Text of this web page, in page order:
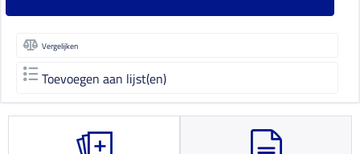
Vergelijken
Toevoegen aan lijst(en)